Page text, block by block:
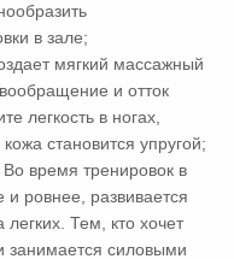
в зале;
мягкий массажный
и отток
легкость в ногах,
становится упругой;
время тренировок в
и ровнее, развивается
Тем, кто хочет
занимается силовыми